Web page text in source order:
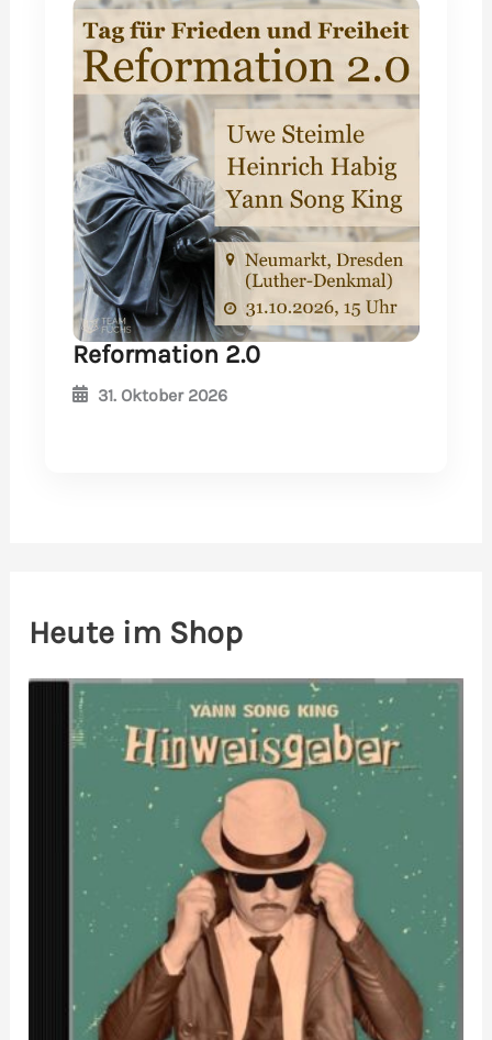
Reformation 2.0
31. Oktober 2026
Heute im Shop